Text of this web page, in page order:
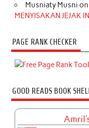
Musniaty Musni on
MENYISAKAN JEJAK
PAGE RANK CHECKER
GOOD READS BOOK